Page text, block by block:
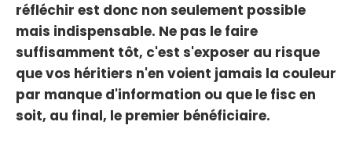
réfléchir est donc non seulement possible
mais indispensable. Ne pas le faire
suffisamment tôt, c'est s'exposer au risque
que vos héritiers n'en voient jamais la couleur
par manque d'information ou que le fisc en
soit, au final, le premier bénéficiaire.